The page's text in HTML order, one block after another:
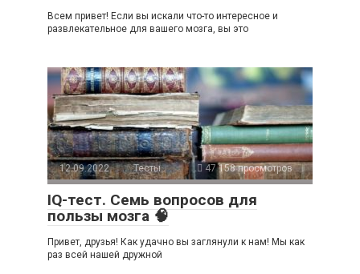
Всем привет! Если вы искали что-то интересное и
развлекательное для вашего мозга, вы это
12.09.2022 Тесты 47 158 просмотров
IQ-тест. Семь вопросов для
пользы мозга 🧠
Привет, друзья! Как удачно вы заглянули к нам! Мы как
раз всей нашей дружной